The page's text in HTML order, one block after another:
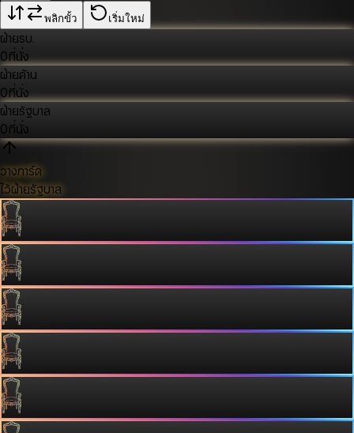
พลิกขั้ว เริ่มใหม่
ฝ่ายรบ.
0ที่นั่ง
ฝ่ายค้าน
0ที่นั่ง
ฝ่ายรัฐบาล
0ที่นั่ง
วางการ์ด
ไว้ฝ่ายรัฐบาล